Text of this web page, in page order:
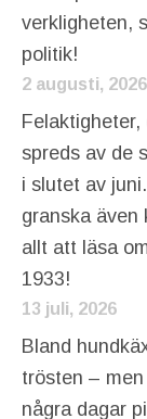
verkligheten,
politik!
2 augusti, 2026
spreds av de
i slutet av
granska även
allt att läsa
1933!
13 juli, 2026
Bland
trösten –
några dagar